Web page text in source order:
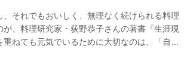
それでもおいしく、無理なく続けられる料理
、料理研究家・荻野恭子さんの著書『生涯現
ねても元気でいるために大切なのは、「自分
材料数や工程を思いきってそぎ落とし、手と
シピが提案されています。今回は、本書のな